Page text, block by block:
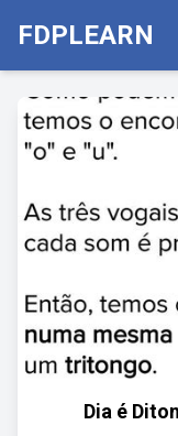
FDPLEARN
Dia é